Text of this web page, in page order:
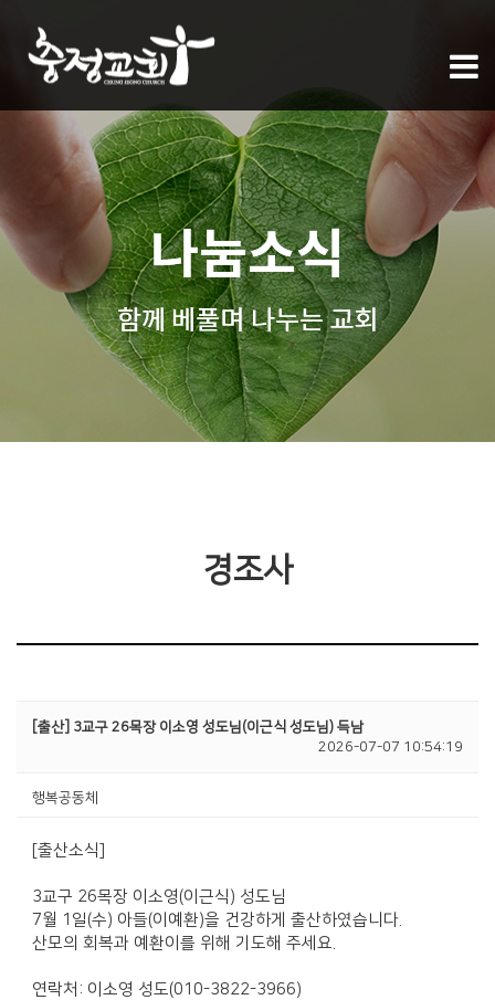
경조사
[출산] 3교구 26목장 이소영 성도님(이근식 성도님) 득남
2026-07-07 10:54:19
행복공동체
[출산소식]
3교구 26목장 이소영(이근식) 성도님
7월 1일(수) 아들(이예환)을 건강하게 출산하였습니다.
산모의 회복과 예환이를 위해 기도해 주세요.
연락처: 이소영 성도(010-3822-3966)